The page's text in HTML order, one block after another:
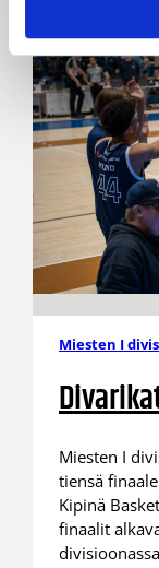
Miesten I
Miesten I
tiensä
Kipinä
finaalit